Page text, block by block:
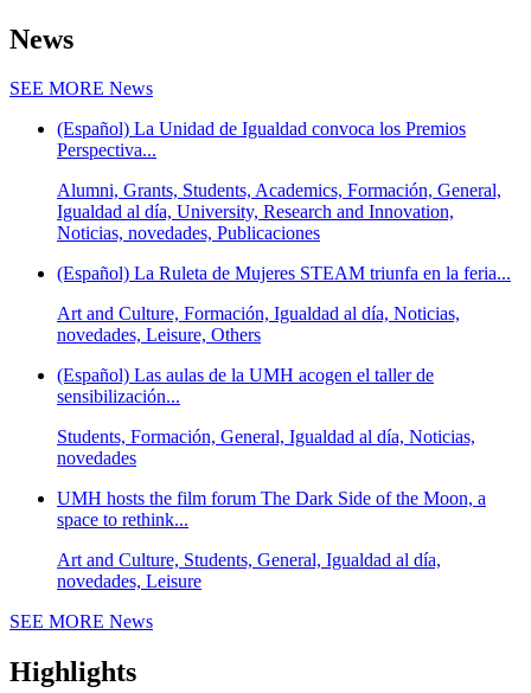
News
SEE MORE News
(Español) La Unidad de Igualdad convoca los Premios
Perspectiva...
Alumni, Grants, Students, Academics, Formación, General,
Igualdad al día, University, Research and Innovation,
Noticias, novedades, Publicaciones
(Español) La Ruleta de Mujeres STEAM triunfa en la feria...
Art and Culture, Formación, Igualdad al día, Noticias,
novedades, Leisure, Others
(Español) Las aulas de la UMH acogen el taller de
sensibilización...
Students, Formación, General, Igualdad al día, Noticias,
novedades
UMH hosts the film forum The Dark Side of the Moon, a
space to rethink...
Art and Culture, Students, General, Igualdad al día,
novedades, Leisure
SEE MORE News
Highlights